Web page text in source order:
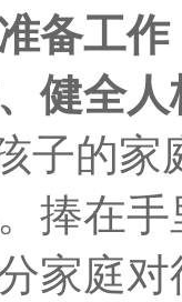
备工作
健全
子的家
。 捧在手
家庭对